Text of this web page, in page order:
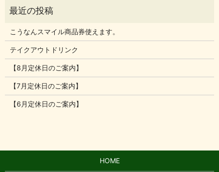
こうなんスマイル商品券使えます。
テイクアウトドリンク
【8月定休日のご案内】
【7月定休日のご案内】
【6月定休日のご案内】
HOME